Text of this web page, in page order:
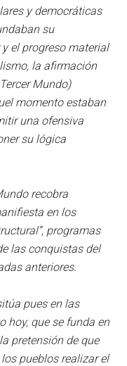
y democráticas
su
el progreso material
la afirmación
Mundo)
momento estaban
una ofensiva
su lógica
recobra
en los
programas
las conquistas del
anteriores.
pues en las
hoy, que se funda en
pretensión de que
pueblos realizar el